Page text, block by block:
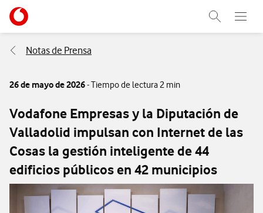
Ir a la pagina principal de vodafone.es
Abrir
Menu
Abre
Notas de Prensa
26 de mayo de 2026- Tiempo de lectura 2 min
Vodafone Empresas y la Diputación de
Valladolid impulsan con Internet de las
Cosas la gestión inteligente de 44
edificios públicos en 42 municipios